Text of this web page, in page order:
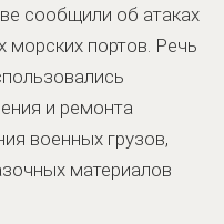
сообщили об атаках
морских портов. Речь
и ремонта
военных грузов,
материалов